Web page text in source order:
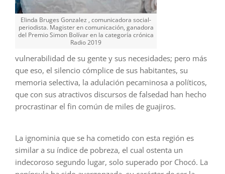
Elinda Bruges Gonzalez , comunicadora social-
periodista. Magister en comunicación, ganadora
del Premio Simon Bolívar en la categoría crónica
Radio 2019
vulnerabilidad de su gente y sus necesidades; pero más
que eso, el silencio cómplice de sus habitantes, su
memoria selectiva, la adulación pecaminosa a políticos,
que con sus atractivos discursos de falsedad han hecho
procrastinar el fin común de miles de guajiros.
La ignominia que se ha cometido con esta región es
similar a su índice de pobreza, el cual ostenta un
indecoroso segundo lugar, solo superado por Chocó. La